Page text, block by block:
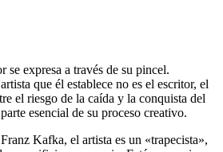
se expresa a través de su pincel.
que él establece no es el escritor, el
el riesgo de la caída y la conquista del
esencial de su proceso creativo.
Kafka, el artista es un «trapecista»,